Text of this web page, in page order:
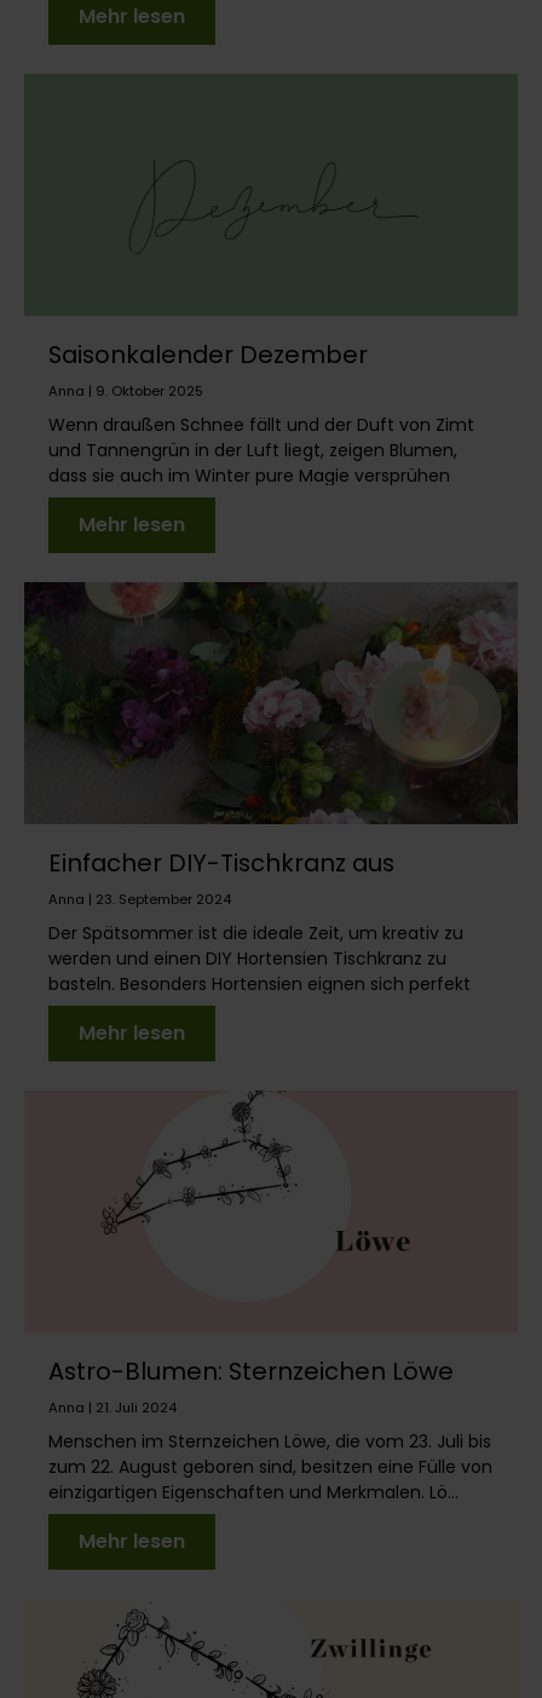
Mehr lesen
Saisonkalender Dezember
Anna | 9. Oktober 2025
Wenn draußen Schnee fällt und der Duft von Zimt
und Tannengrün in der Luft liegt, zeigen Blumen,
dass sie auch im Winter pure Magie versprühen
können....
Mehr lesen
Einfacher DIY-Tischkranz aus
Hortensien
Anna | 23. September 2024
Der Spätsommer ist die ideale Zeit, um kreativ zu
werden und einen DIY Hortensien Tischkranz zu
basteln. Besonders Hortensien eignen sich perfekt
für ...
Mehr lesen
Astro-Blumen: Sternzeichen Löwe
Anna | 21. Juli 2024
Menschen im Sternzeichen Löwe, die vom 23. Juli bis
zum 22. August geboren sind, besitzen eine Fülle von
einzigartigen Eigenschaften und Merkmalen. Lö...
Mehr lesen